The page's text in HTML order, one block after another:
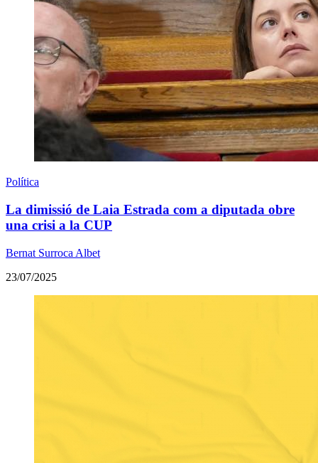
Política
La dimissió de Laia Estrada com a diputada obre
una crisi a la CUP
Bernat Surroca Albet
23/07/2025